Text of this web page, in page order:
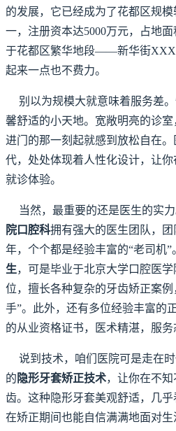
的发展，它已经成为了花都区规
一，注册资本达5000万元，占地
于花都区繁华地段——新华街
起来一点也不费力。
别以为规模大就意味着服务差
馨舒适的小天地。宽敞明亮的诊
进门的那一刻起就感到放松自在
代，处处体现着人性化设计，让
就诊体验。
当然，最重要的还是医生的实力
院口腔科拥有强大的医生团队，
年，个个都是经验丰富的“老司机
生，可是毕业于北京大学口腔医
位，擅长各种复杂的牙齿矫正案
手”。此外，还有多位经验丰富的
的从业资格证书，医术精湛，服务
说到技术，咱们医院可是走在
的 隐形牙套矫正技术，让你在不
齿。这种隐形牙套美观舒适，几
在矫正期间也能自信满满地面对